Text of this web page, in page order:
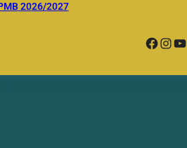
2026/2027
Facebook InstagramYouTube